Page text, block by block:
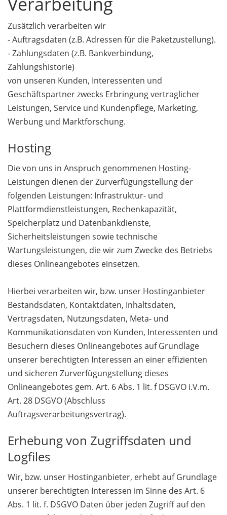
Zusätzlich verarbeiten wir
- Auftragsdaten (z.B. Adressen für die Paketzustellung).
- Zahlungsdaten (z.B. Bankverbindung,
Zahlungshistorie)
von unseren Kunden, Interessenten und
Geschäftspartner zwecks Erbringung vertraglicher
Leistungen, Service und Kundenpflege, Marketing,
Werbung und Marktforschung.
Hosting
Die von uns in Anspruch genommenen Hosting-
Leistungen dienen der Zurverfügungstellung der
folgenden Leistungen: Infrastruktur- und
Plattformdienstleistungen, Rechenkapazität,
Speicherplatz und Datenbankdienste,
Sicherheitsleistungen sowie technische
Wartungsleistungen, die wir zum Zwecke des Betriebs
dieses Onlineangebotes einsetzen.
Hierbei verarbeiten wir, bzw. unser Hostinganbieter
Bestandsdaten, Kontaktdaten, Inhaltsdaten,
Vertragsdaten, Nutzungsdaten, Meta- und
Kommunikationsdaten von Kunden, Interessenten und
Besuchern dieses Onlineangebotes auf Grundlage
unserer berechtigten Interessen an einer effizienten
und sicheren Zurverfügungstellung dieses
Onlineangebotes gem. Art. 6 Abs. 1 lit. f DSGVO i.V.m.
Art. 28 DSGVO (Abschluss
Auftragsverarbeitungsvertrag).
Erhebung von Zugriffsdaten und
Logfiles
Wir, bzw. unser Hostinganbieter, erhebt auf Grundlage
unserer berechtigten Interessen im Sinne des Art. 6
Abs. 1 lit. f. DSGVO Daten über jeden Zugriff auf den